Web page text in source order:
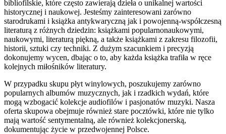
bibliofilskie, które często zawierają dzieła o unikalnej wartości
historycznej i naukowej. Jesteśmy zainteresowani zarówno
starodrukami i książka antykwaryczną jak i powojenną-współczesną
literaturą z różnych dziedzin: książkami popularnonaukowymi,
naukowymi, literaturą piękną, a także książkami z zakresu filozofii,
historii, sztuki czy techniki. Z dużym szacunkiem i precyzją
dokonujemy wycen, dbając o to, aby każda książka trafiła w ręce
kolejnych miłośników literatury.
W przypadku skupu płyt winylowych, poszukujemy zarówno
popularnych albumów muzycznych, jak i rzadkich wydań, które
mogą wzbogacić kolekcje audiofilów i pasjonatów muzyki. Nasza
oferta skupowa obejmuje również stare pocztówki, które nie tylko
mają wartość sentymentalną, ale również kolekcjonerską,
dokumentując życie w przedwojennej Polsce.